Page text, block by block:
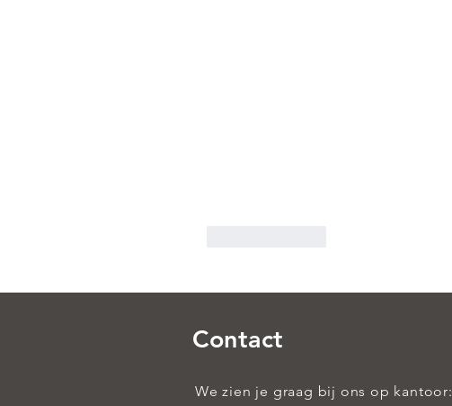
Contact
We zien je graag bij ons op kantoor: